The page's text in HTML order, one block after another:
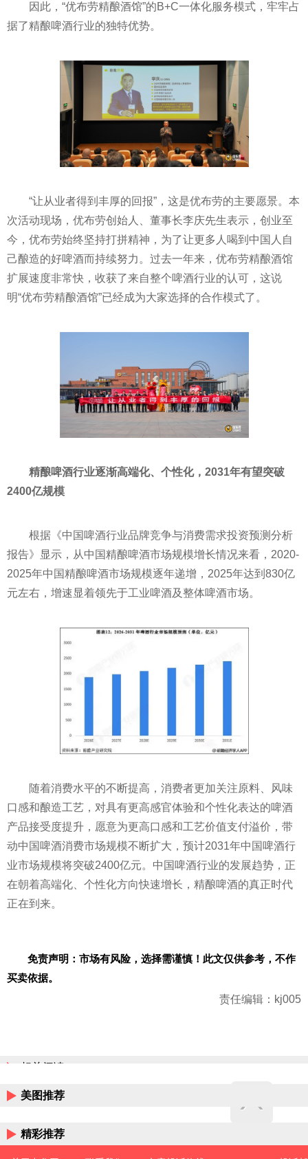
因此，“优布劳精酿酒馆”的B+C一体化服务模式，牢牢占
据了精酿啤酒行业的独特优势。
“让从业者得到丰厚的回报”，这是优布劳的主要愿景。本
次活动现场，优布劳创始人、董事长李庆先生表示，创业至
今，优布劳始终坚持打拼精神，为了让更多人喝到中国人自
己酿造的好啤酒而持续努力。过去一年来，优布劳精酿酒馆
扩展速度非常快，收获了来自整个啤酒行业的认可，这说
明“优布劳精酿酒馆”已经成为大家选择的合作模式了。
精酿啤酒行业逐渐高端化、个性化，2031年有望突破
2400亿规模
根据《中国啤酒行业品牌竞争与消费需求投资预测分析
报告》显示，从中国精酿啤酒市场规模增长情况来看，2020-
2025年中国精酿啤酒市场规模逐年递增，2025年达到830亿
元左右，增速显着领先于工业啤酒及整体啤酒市场。
随着消费水平的不断提高，消费者更加关注原料、风味
口感和酿造工艺，对具有更高感官体验和个性化表达的啤酒
产品接受度提升，愿意为更高口感和工艺价值支付溢价，带
动中国啤酒消费市场规模不断扩大，预计2031年中国啤酒行
业市场规模将突破2400亿元。中国啤酒行业的发展趋势，正
在朝着高端化、个性化方向快速增长，精酿啤酒的真正时代
正在到来。
免责声明：市场有风险，选择需谨慎！此文仅供参考，不作
买卖依据。
责任编辑：kj005
相关阅读
美图推荐
精彩推荐